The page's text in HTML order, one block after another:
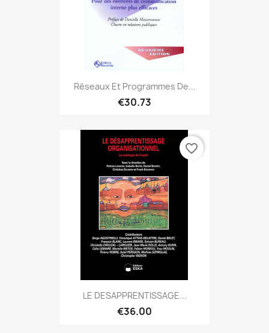
Réseaux Et Programmes De...
€30.73
LE DESAPPRENTISSAGE...
€36.00
favorite_border